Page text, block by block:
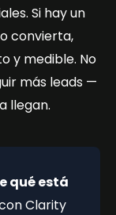
Si hay un
convierta,
y medible. No
más leads —
llegan.
qué está
Clarity